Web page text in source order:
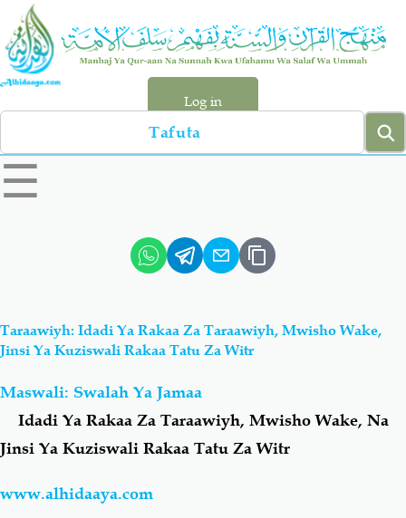
Skip
main
content
Log in
Search
left
sidebar
☰
Hadiyth
Aqiydah Manhaj
Shirki & Kufru
Salaf Wa Ummah Firaq-Makundi
Fiqh-Ibaadah
Taraawiyh: Idadi Ya Rakaa Za Taraawiyh, Mwisho Wake,
Jinsi Ya Kuziswali Rakaa Tatu Za Witr
Maswali: Swalah Ya Jamaa
Idadi Ya Rakaa Za Taraawiyh, Mwisho Wake, Na
Jinsi Ya Kuziswali Rakaa Tatu Za Witr
www.alhidaaya.com